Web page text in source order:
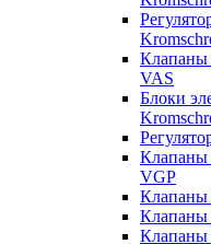
Клапаны
VAS
Блоки
Клапаны
VGP
Клапаны
Клапаны
Клапаны